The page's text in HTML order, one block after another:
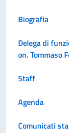
Biografia
Delega di
on. Tommaso
Staff
Agenda
Comunicati